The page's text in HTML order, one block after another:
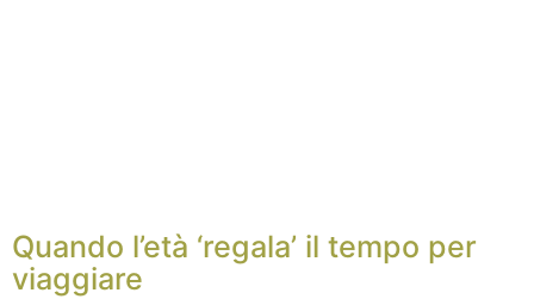
Quando l’età ‘regala’ il tempo per
viaggiare